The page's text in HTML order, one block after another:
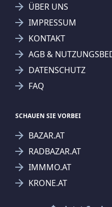
SUCHAGENT
AKTUELLEN
Salzburg Grund und Boden
Ich stimme der
zu.
ÜBER UNS
IMPRESSUM
KONTAKT
AGB &
DATENSCHUTZ
FAQ
SCHAUEN SIE VORBEI
BAZAR.AT
RADBAZAR.AT
IMMMO.AT
KRONE.AT